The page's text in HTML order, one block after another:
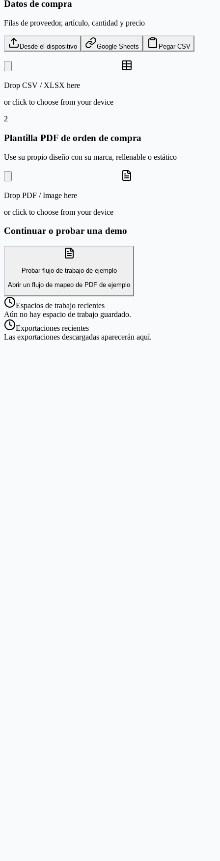
Datos de compra
Filas de proveedor, artículo, cantidad y precio
Desde el dispositivo Google Sheets Pegar CSV
Drop CSV / XLSX here
or click to choose from your device
2
Plantilla PDF de orden de compra
Use su propio diseño con su marca, rellenable o estático
Drop PDF / Image here
or click to choose from your device
Continuar o probar una demo
Probar flujo de trabajo de ejemplo
Abrir un flujo de mapeo de PDF de ejemplo
Espacios de trabajo recientes
Aún no hay espacio de trabajo guardado.
Exportaciones recientes
Las exportaciones descargadas aparecerán aquí.